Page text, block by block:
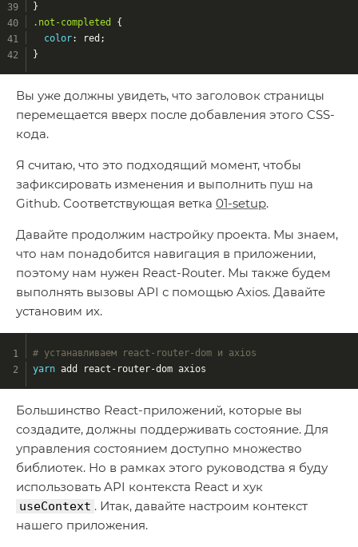
}
.not-completed
{
color: red;
}
Вы уже должны увидеть, что заголовок страницы
перемещается вверх после добавления этого CSS-
кода.
Я считаю, что это подходящий момент, чтобы
зафиксировать изменения и выполнить пуш на
Github. Соответствующая ветка 01-setup.
Давайте продолжим настройку проекта. Мы знаем,
что нам понадобится навигация в приложении,
поэтому нам нужен React-Router. Мы также будем
выполнять вызовы API с помощью Axios. Давайте
установим их.
# устанавливаем react-router-dom и axios
yarn add react-router-dom axios
Большинство React-приложений, которые вы
создадите, должны поддерживать состояние. Для
управления состоянием доступно множество
библиотек. Но в рамках этого руководства я буду
использовать API контекста React и хук
useContext . Итак, давайте настроим контекст
нашего приложения.